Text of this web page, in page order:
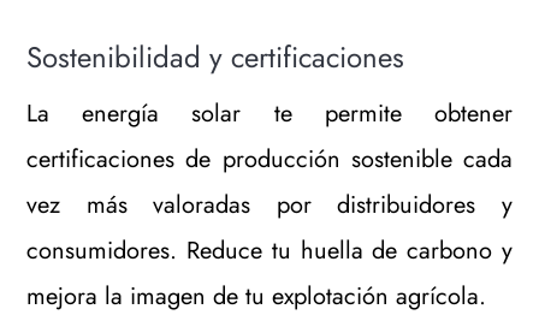
Sostenibilidad y certificaciones
La energía solar te permite obtener
certificaciones de producción sostenible cada
vez más valoradas por distribuidores y
consumidores. Reduce tu huella de carbono y
mejora la imagen de tu explotación agrícola.